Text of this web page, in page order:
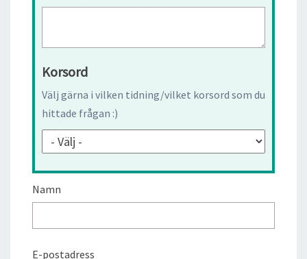
Korsord
Välj gärna i vilken tidning/vilket korsord som du
hittade frågan :)
Namn
E-postadress